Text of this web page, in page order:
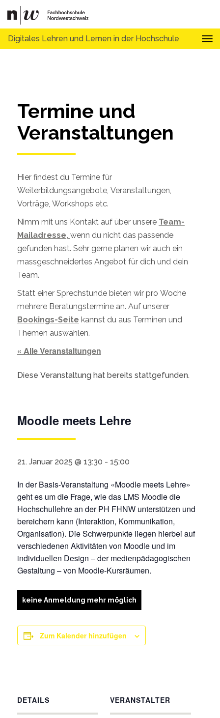
Digitales Lehren und Lernen in der Hochschule
Termine und
Veranstaltungen
Hier findest du Termine für
Weiterbildungsangebote, Veranstaltungen,
Vorträge, Workshops etc.
Nimm mit uns Kontakt auf über unsere Team-
Mailadresse, wenn du nicht das passende
gefunden hast. Sehr gerne planen wir auch ein
massgeschneidertes Angebot für dich und dein
Team.
Statt einer Sprechstunde bieten wir pro Woche
mehrere Beratungstermine an. Auf unserer
Bookings-Seite kannst du aus Terminen und
Themen auswählen.
« Alle Veranstaltungen
Diese Veranstaltung hat bereits stattgefunden.
Moodle meets Lehre
21. Januar 2025 @ 13:30 - 15:00
In der Basis-Veranstaltung «Moodle meets Lehre»
geht es um die Frage, wie das LMS Moodle die
Hochschullehre an der PH FHNW unterstützen und
bereichern kann (Interaktion, Kommunikation,
Organisation). Die Schwerpunkte liegen hierbei auf
verschiedenen Aktivitäten von Moodle und im
individuellen Design – der medienpädagogischen
Gestaltung – von Moodle-Kursräumen.
keine Anmeldung mehr möglich
Zum Kalender hinzufügen
DETAILS VERANSTALTER